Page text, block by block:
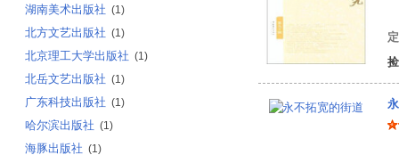
湖南美术出版社 (1)
北方文艺出版社 (1)
北京理工大学出版社 (1)
北岳文艺出版社 (1)
广东科技出版社 (1)
哈尔滨出版社 (1)
海豚出版社 (1)